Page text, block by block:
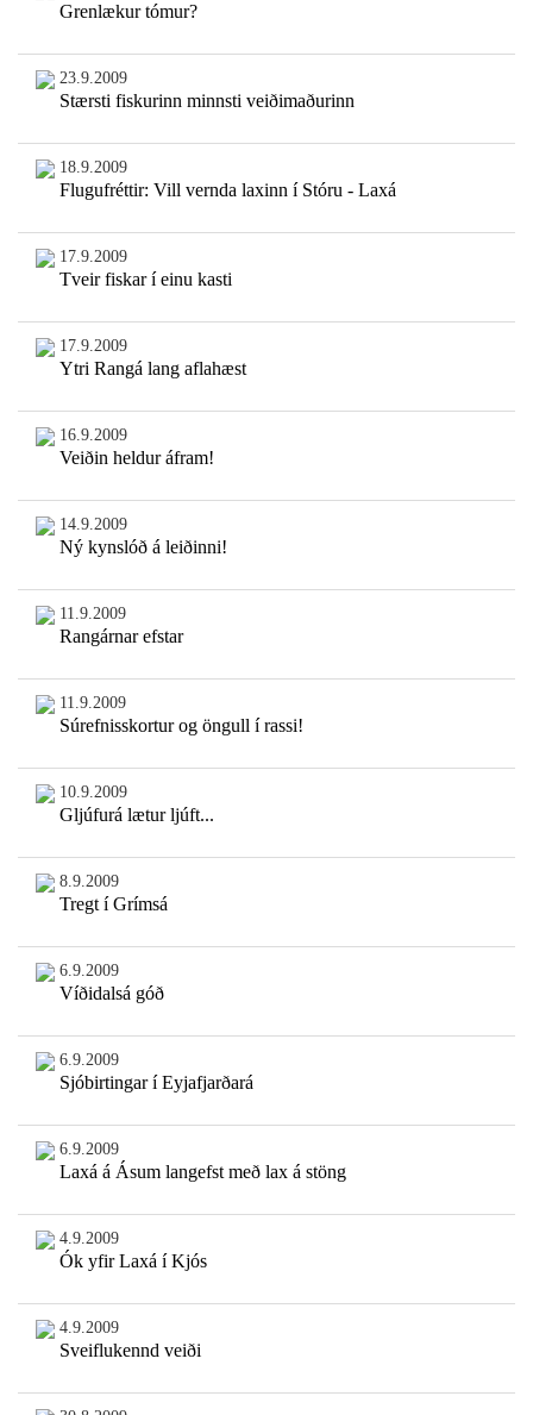
Grenlækur tómur?
23.9.2009
Stærsti fiskurinn minnsti veiðimaðurinn
18.9.2009
Flugufréttir: Vill vernda laxinn í Stóru - Laxá
17.9.2009
Tveir fiskar í einu kasti
17.9.2009
Ytri Rangá lang aflahæst
16.9.2009
Veiðin heldur áfram!
14.9.2009
Ný kynslóð á leiðinni!
11.9.2009
Rangárnar efstar
11.9.2009
Súrefnisskortur og öngull í rassi!
10.9.2009
Gljúfurá lætur ljúft...
8.9.2009
Tregt í Grímsá
6.9.2009
Víðidalsá góð
6.9.2009
Sjóbirtingar í Eyjafjarðará
6.9.2009
Laxá á Ásum langefst með lax á stöng
4.9.2009
Ók yfir Laxá í Kjós
4.9.2009
Sveiflukennd veiði